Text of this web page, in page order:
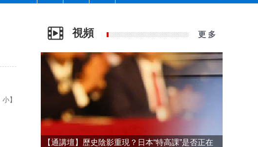
小】
視頻 更 多
【通講壇】歷史陰影重現？日本“特高課”是否正在